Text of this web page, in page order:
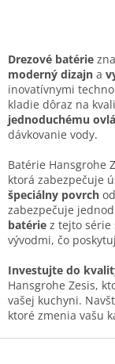
dizajn a vysoký
Drezové batérie
moderný dizajn a
inovatívnymi
kladie dôraz na
jednoduchému
dávkovanie vody.
Batérie Hansgrohe
ktorá zabezpečuje
špeciálny povrch
zabezpečuje
batérie z tejto série
vývodmi, čo
Investujte do
Hansgrohe Zesis,
vašej kuchyni.
ktoré zmenia vašu
Z